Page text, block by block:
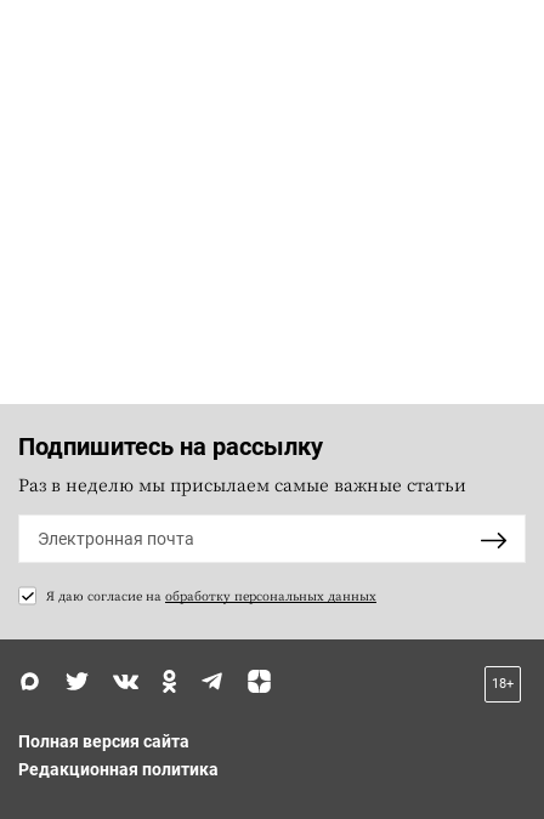
Подпишитесь на рассылку
Раз в неделю мы присылаем самые важные статьи
Я даю согласие на обработку персональных данных
18+
Полная версия сайта
Редакционная политика